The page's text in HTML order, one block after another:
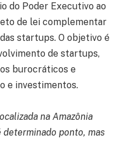
do Poder Executivo ao
de lei complementar
startups. O objetivo é
de startups,
burocráticos e
e investimentos.
na Amazônia
ponto, mas